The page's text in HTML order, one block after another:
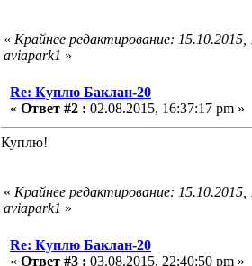
« Крайнее редактирование:
aviapark1 »
Re: Куплю Баклан-20
« Ответ #2 : 02.08.2015, 16:37:17 pm »
Куплю!
« Крайнее редактирование:
aviapark1 »
Re: Куплю Баклан-20
« Ответ #3 : 03.08.2015, 22:40:50 pm »